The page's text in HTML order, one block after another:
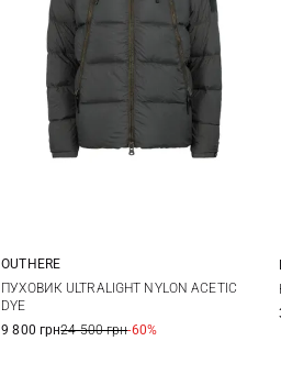
M L XL
OUTHERE
ПУХОВИК ULTRALIGHT NYLON ACETIC
DYE
9 800 грн24 500 грн-60%